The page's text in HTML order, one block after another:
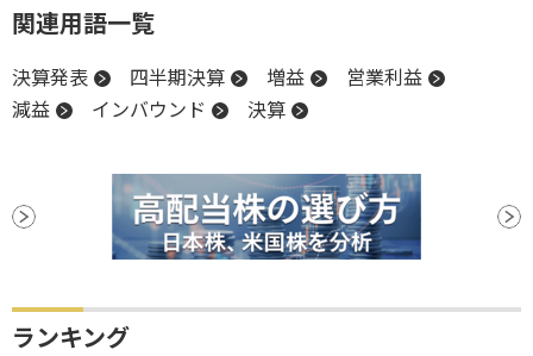
関連用語一覧
決算発表 四半期決算 増益
営業利益
減益
インバウンド 決算
ランキング